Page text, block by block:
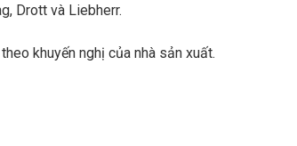
Drott và Liebherr.
khuyến nghị của nhà sản xuất.